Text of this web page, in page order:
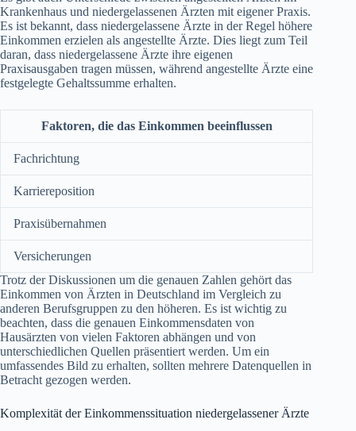
Krankenhaus und niedergelassenen Ärzten mit eigener Praxis.
Es ist bekannt, dass niedergelassene Ärzte in der Regel höhere
Einkommen erzielen als angestellte Ärzte. Dies liegt zum Teil
daran, dass niedergelassene Ärzte ihre eigenen
Praxisausgaben tragen müssen, während angestellte Ärzte eine
festgelegte Gehaltssumme erhalten.
Faktoren, die das Einkommen beeinflussen
Fachrichtung
Karriereposition
Praxisübernahmen
Versicherungen
Trotz der Diskussionen um die genauen Zahlen gehört das
Einkommen von Ärzten in Deutschland im Vergleich zu
anderen Berufsgruppen zu den höheren. Es ist wichtig zu
beachten, dass die genauen Einkommensdaten von
Hausärzten von vielen Faktoren abhängen und von
unterschiedlichen Quellen präsentiert werden. Um ein
umfassendes Bild zu erhalten, sollten mehrere Datenquellen in
Betracht gezogen werden.
Komplexität der Einkommenssituation niedergelassener Ärzte